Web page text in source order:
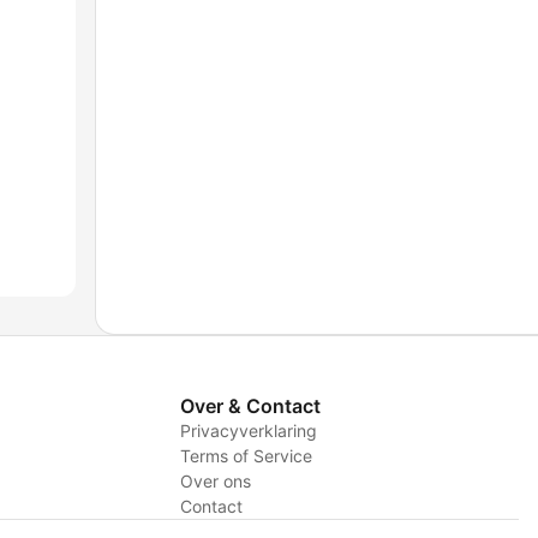
Over & Contact
Privacyverklaring
Terms of Service
Over ons
Contact